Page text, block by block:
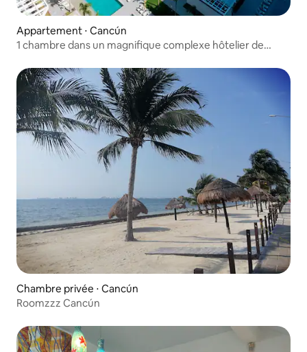
Appartement ⋅ Cancún
1 chambre dans un magnifique complexe hôtelier de
Chambre privée ⋅ Cancún
Roomzzz Cancún